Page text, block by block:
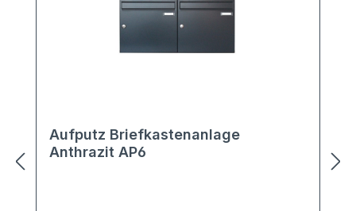
Aufputz Briefkastenanlage
Anthrazit AP6